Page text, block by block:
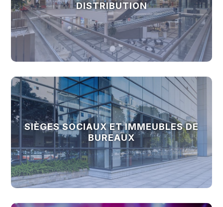
DISTRIBUTION
SIÈGES SOCIAUX ET IMMEUBLES DE
BUREAUX